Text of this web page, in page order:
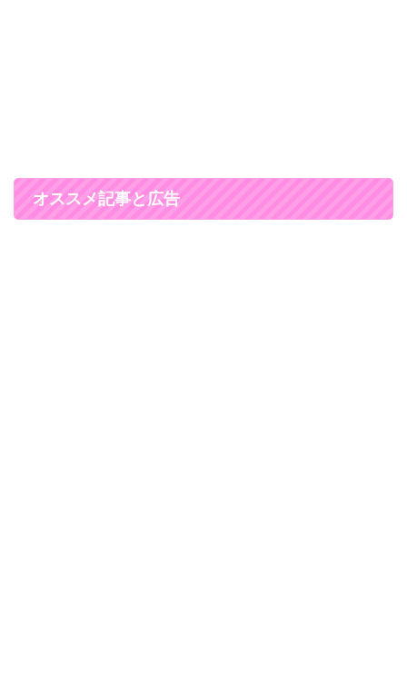
オススメ記事と広告